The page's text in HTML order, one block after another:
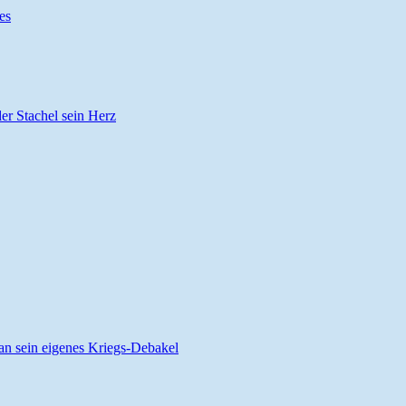
Stachel sein Herz
sein eigenes Kriegs-Debakel